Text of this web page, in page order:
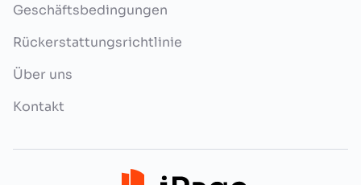
Geschäftsbedingungen
Rückerstattungsrichtlinie
Über uns
Kontakt